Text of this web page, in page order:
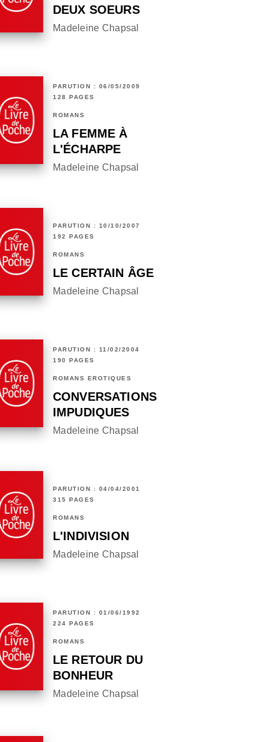
DEUX SOEURS
Madeleine Chapsal
PARUTION : 06/05/2009
128 PAGES
ROMANS
LA FEMME À
L'ÉCHARPE
Madeleine Chapsal
PARUTION : 10/10/2007
192 PAGES
ROMANS
LE CERTAIN ÂGE
Madeleine Chapsal
PARUTION : 11/02/2004
190 PAGES
ROMANS ÉROTIQUES
CONVERSATIONS
IMPUDIQUES
Madeleine Chapsal
PARUTION : 04/04/2001
315 PAGES
ROMANS
L'INDIVISION
Madeleine Chapsal
PARUTION : 01/06/1992
224 PAGES
ROMANS
LE RETOUR DU
BONHEUR
Madeleine Chapsal